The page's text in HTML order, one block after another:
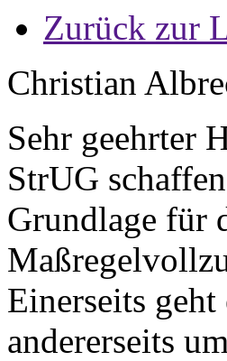
Zurück zur
Christian
Sehr geehrter
StrUG
Grundlage für
Einerseits
andererseits